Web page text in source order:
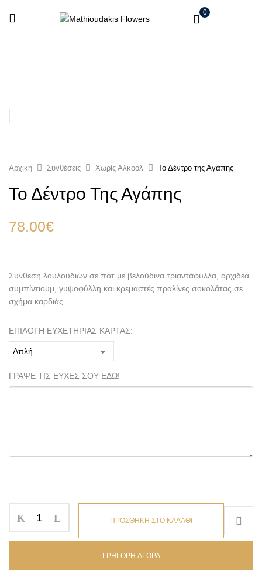
0
Αρχική Συνθέσεις Χωρίς Αλκοολ Το Δέντρο της Αγάπης
Το Δέντρο Της Αγάπης
78.00€
Σύνθεση λουλουδιών σε ποτ με βελούδινα τριαντάφυλλα, ορχιδέα
συμπίντιουμ, γυψοφύλλη και κρεμαστές πραλίνες σοκολάτας σε
σχήμα καρδιάς.
ΕΠΙΛΟΓΗ ΕΥΧΕΤΗΡΙΑΣ ΚΑΡΤΑΣ:
ΓΡΑΨΕ ΤΙΣ ΕΥΧΕΣ ΣΟΥ ΕΔΩ!
ΠΡΟΣΘΗΚΗ ΣΤΟ ΚΑΛΑΘΙ
ΓΡΗΓΟΡΗ ΑΓΟΡΑ